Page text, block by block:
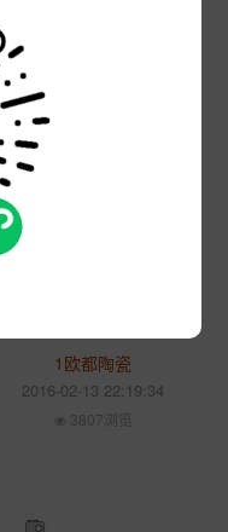
2016-02-13 22:19:56
1欧都陶瓷
2016-02-13 22:19:34
3807浏览